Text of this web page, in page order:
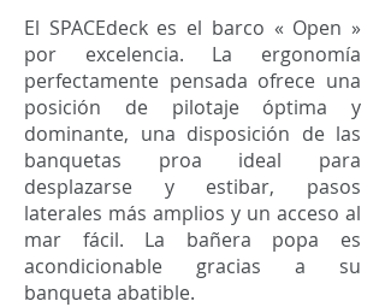
El SPACEdeck es el barco « Open »
por excelencia. La ergonomía
perfectamente pensada ofrece una
posición de pilotaje óptima y
dominante, una disposición de las
banquetas proa ideal para
desplazarse y estibar, pasos
laterales más amplios y un acceso al
mar fácil. La bañera popa es
acondicionable gracias a su
banqueta abatible.